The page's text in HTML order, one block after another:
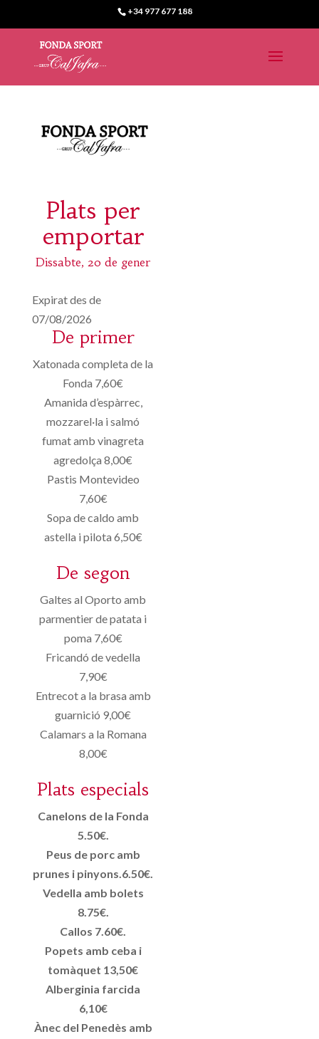
+34 977 677 188
Plats per
emportar
Dissabte, 20 de gener
Expirat des de
07/08/2026
De primer
Xatonada completa de la
Fonda 7,60€
Amanida d’espàrrec,
mozzarel·la i salmó
fumat amb vinagreta
agredolça 8,00€
Pastis Montevideo
7,60€
Sopa de caldo amb
astella i pilota 6,50€
De segon
Galtes al Oporto amb
parmentier de patata i
poma 7,60€
Fricandó de vedella
7,90€
Entrecot a la brasa amb
guarnició 9,00€
Calamars a la Romana
8,00€
Plats especials
Canelons de la Fonda
5.50€.
Peus de porc amb
prunes i pinyons.6.50€.
Vedella amb bolets
8.75€.
Callos 7.60€.
Popets amb ceba i
tomàquet 13,50€
Alberginia farcida
6,10€
Ànec del Penedès amb